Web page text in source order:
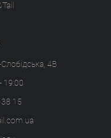
4В
19:00
15